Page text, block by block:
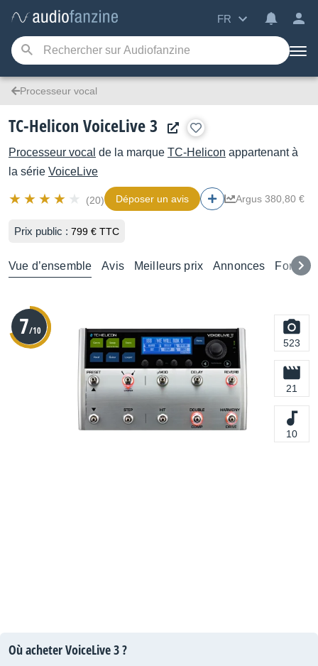
FR
Processeur vocal
TC-Helicon VoiceLive 3
Processeur vocal de la marque TC-Helicon appartenant à
la série VoiceLive
(20) Déposer un avis Argus 380,80 €
Prix public : 799 € TTC
Vue d’ensemble Avis Meilleurs prix Annonces Forums
7/10
523
21
10
Où acheter VoiceLive 3 ?